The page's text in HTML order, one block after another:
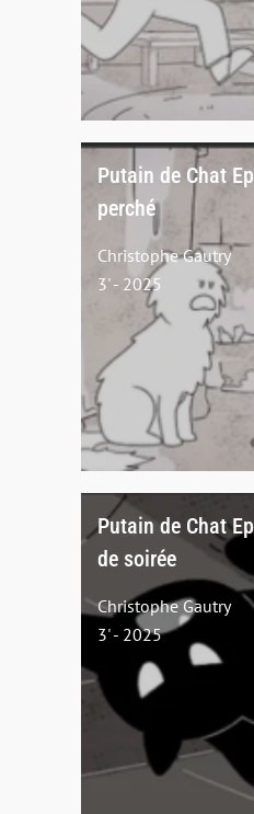
Putain de Chat
perché
Christophe Gautry
3' - 2025
Putain de Chat
de soirée
Christophe Gautry
3' - 2025